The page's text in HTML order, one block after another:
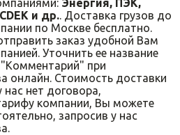
и др. . Доставка грузов до
по Москве бесплатно.
заказ удобной Вам
Уточнить ее название
при
онлайн. Стоимость доставки
нет договора,
компании, Вы можете
запросив у нас